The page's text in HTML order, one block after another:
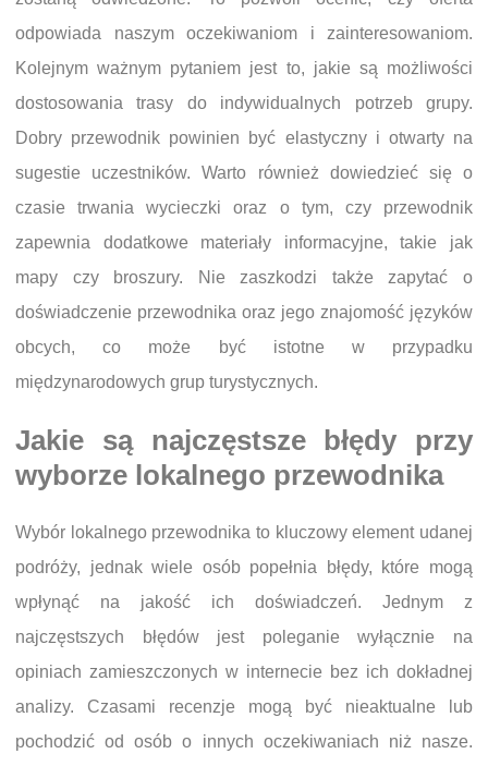
odpowiada naszym oczekiwaniom i zainteresowaniom.
Kolejnym ważnym pytaniem jest to, jakie są możliwości
dostosowania trasy do indywidualnych potrzeb grupy.
Dobry przewodnik powinien być elastyczny i otwarty na
sugestie uczestników. Warto również dowiedzieć się o
czasie trwania wycieczki oraz o tym, czy przewodnik
zapewnia dodatkowe materiały informacyjne, takie jak
mapy czy broszury. Nie zaszkodzi także zapytać o
doświadczenie przewodnika oraz jego znajomość języków
obcych, co może być istotne w przypadku
międzynarodowych grup turystycznych.
Jakie są najczęstsze błędy przy
wyborze lokalnego przewodnika
Wybór lokalnego przewodnika to kluczowy element udanej
podróży, jednak wiele osób popełnia błędy, które mogą
wpłynąć na jakość ich doświadczeń. Jednym z
najczęstszych błędów jest poleganie wyłącznie na
opiniach zamieszczonych w internecie bez ich dokładnej
analizy. Czasami recenzje mogą być nieaktualne lub
pochodzić od osób o innych oczekiwaniach niż nasze.